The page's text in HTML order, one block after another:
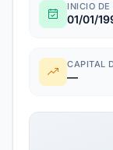
INICIO
01/01/
CAPITAL
—